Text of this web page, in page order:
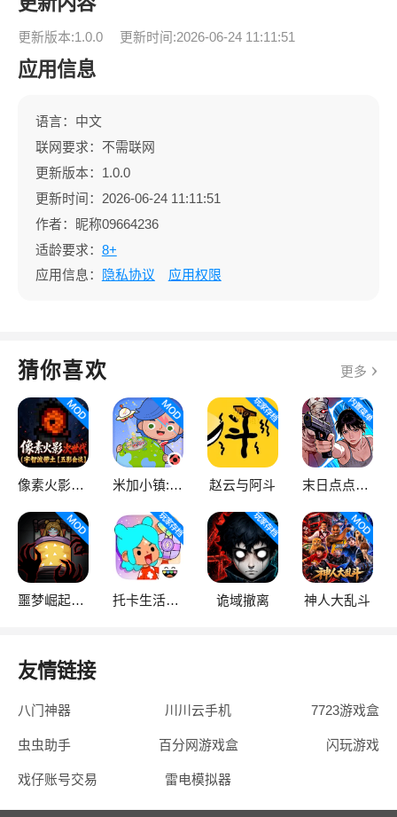
更新版本:1.0.0 更新时间:2026-06-24 11:11:51
应用信息
语言：中文
联网要求：不需联网
更新版本：1.0.0
更新时间：2026-06-24 11:11:51
作者：昵称09664236
适龄要求： 8+
应用信息：
隐私协议 应用权限
猜你喜欢 更多
像素火影次世代 米加小镇:世界 赵云与阿斗 末日点点（辅助菜单）
噩梦崛起：生存 托卡生活：世界 诡域撤离 神人大乱斗
友情链接
八门神器 川川云手机 7723游戏盒
虫虫助手 百分网游戏盒 闪玩游戏
戏仔账号交易 雷电模拟器